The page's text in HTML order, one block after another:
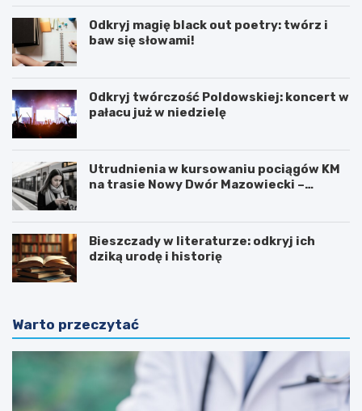
Odkryj magię black out poetry: twórz i
baw się słowami!
Odkryj twórczość Poldowskiej: koncert w
pałacu już w niedzielę
Utrudnienia w kursowaniu pociągów KM
na trasie Nowy Dwór Mazowiecki –
Bieszczady w literaturze: odkryj ich
dziką urodę i historię
Warto przeczytać